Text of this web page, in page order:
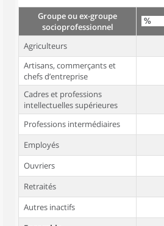
Groupe ou ex-groupe
socioprofessionnel
Agriculteurs
Artisans, commerçants et
chefs d’entreprise
Cadres et professions
intellectuelles supérieures
Professions intermédiaires
Employés
Ouvriers
Retraités
Autres inactifs